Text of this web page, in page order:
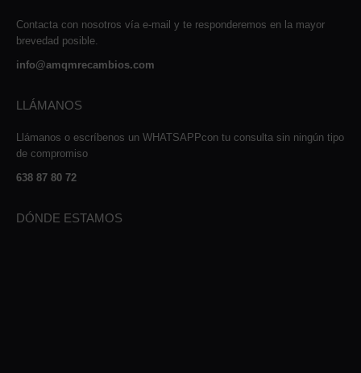
Contacta con nosotros vía e-mail y te responderemos en la mayor
brevedad posible.
info@amqmrecambios.com
LLÁMANOS
Llámanos o escríbenos un WHATSAPPcon tu consulta sin ningún tipo
de compromiso
638 87 80 72
DÓNDE ESTAMOS